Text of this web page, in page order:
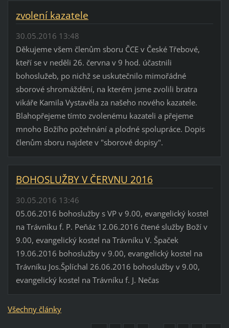
zvolení kazatele
30.05.2016 13:48
Děkujeme všem členům sboru ČCE v České Třebové,
kteří se v neděli 26. června v 9 hod. účastnili
bohoslužeb, po nichž se uskutečnilo mimořádné
sborové shromáždění, na kterém jsme zvolili bratra
vikáře Kamila Vystavěla za našeho nového kazatele.
Blahopřejeme tímto zvolenému kazateli a přejeme
mnoho Božího požehnání a plodné spolupráce. Dopis
členům sboru najdete v "sborové dopisy".
BOHOSLUŽBY V ČERVNU 2016
30.05.2016 13:46
05.06.2016 bohoslužby s VP v 9.00, evangelický kostel
na Trávníku f. P. Peňáz 12.06.2016 čtené služby Boží v
9.00, evangelický kostel na Trávníku V. Špaček
19.06.2016 bohoslužby v 9.00, evangelický kostel na
Trávníku Jos.Šplíchal 26.06.2016 bohoslužby v 9.00,
evangelický kostel na Trávníku f. J. Nečas
Všechny články